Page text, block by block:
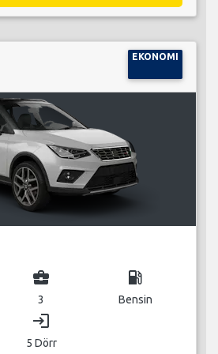
EKONOMI
business_center
3
local_gas_station
Bensin
login
5 Dörr